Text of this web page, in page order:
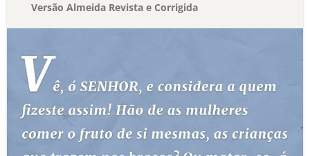
Versão Almeida Revista e Corrigida